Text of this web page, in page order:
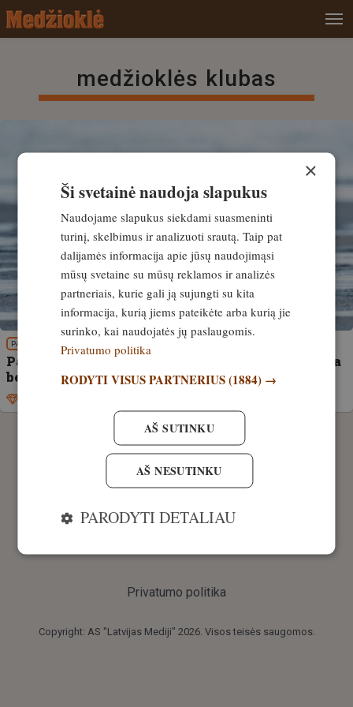
medžioklės klubas
PATIRTIS
Paskelbti konkurso Įspūdingiausio plėšrūno arba
bebro trofėjus 2025 nugalėtojai
Copyright: AS "Latvijas Mediji" 2026. Visos teisės saugomos.
Privatumo politika
×
Ši svetainė naudoja slapukus
Naudojame slapukus siekdami suasmeninti
turinį, skelbimus ir analizuoti srautą. Taip pat
dalijamės informacija apie jūsų naudojimąsi
mūsų svetaine su mūsų reklamos ir analizės
partneriais, kurie gali ją sujungti su kita
informacija, kurią jiems pateikėte arba kurią jie
surinko, kai naudojatės jų paslaugomis.
Privatumo politika
RODYTI VISUS PARTNERIUS(1884) →
AŠ SUTINKU
AŠ NESUTINKU
PARODYTI DETALIAU